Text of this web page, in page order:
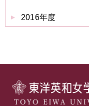
2016年度